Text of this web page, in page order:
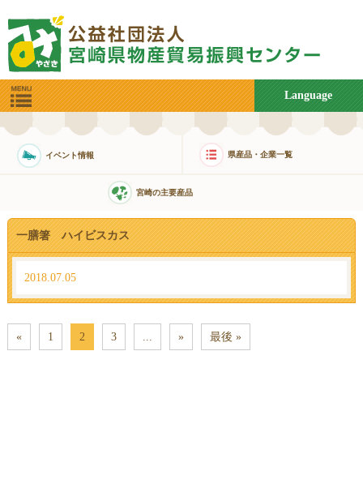
Language
イベント情報 県産品・企業一覧
宮崎の主要産品
一膳箸 ハイビスカス
2018.07.05
« 1 2 3 ... » 最後 »